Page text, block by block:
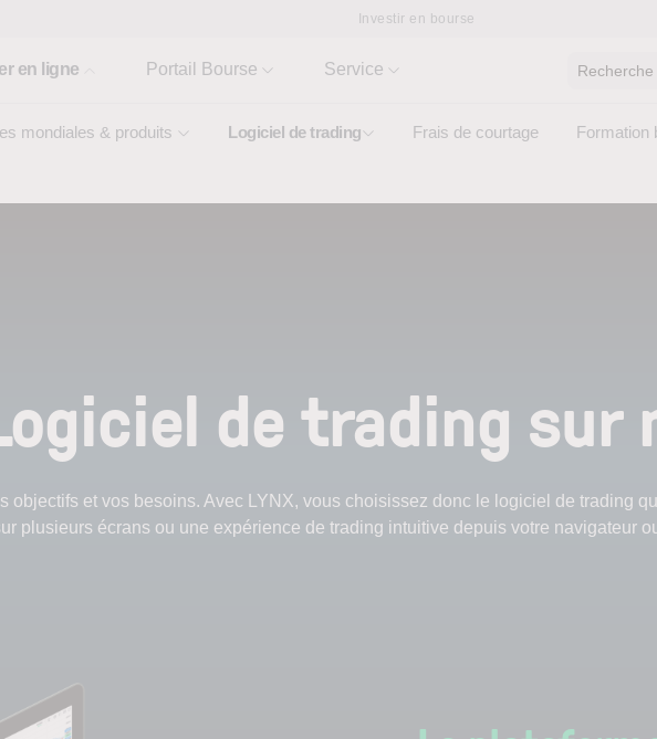
Investir en bourse
en ligne
mondiales & produits Logiciel de trading Frais de courtage Formation
Portail Bourse Service Recherche
de trading sur
objectifs et vos besoins. Avec LYNX, vous choisissez donc le logiciel de trading
plusieurs écrans ou une expérience de trading intuitive depuis votre navigateur